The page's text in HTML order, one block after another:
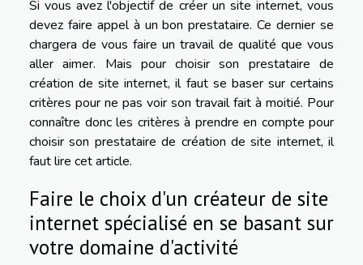
Si vous avez l'objectif de créer un site internet, vous
devez faire appel à un bon prestataire. Ce dernier se
chargera de vous faire un travail de qualité que vous
aller aimer. Mais pour choisir son prestataire de
création de site internet, il faut se baser sur certains
critères pour ne pas voir son travail fait à moitié. Pour
connaître donc les critères à prendre en compte pour
choisir son prestataire de création de site internet, il
faut lire cet article.
Faire le choix d'un créateur de site
internet spécialisé en se basant sur
votre domaine d'activité